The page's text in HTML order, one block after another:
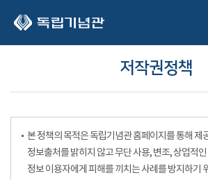
저작권정책
본 정책의 목적은 독립기념관 홈페이지를 통해 제
정보출처를 밝히지 않고 무단 사용, 변조, 상업적
정보 이용자에게 피해를 끼치는 사례를 방지하기